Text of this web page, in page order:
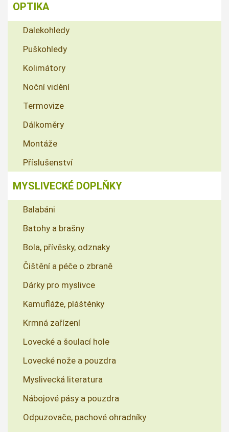
OPTIKA
Dalekohledy
Puškohledy
Kolimátory
Noční vidění
Termovize
Dálkoměry
Montáže
Příslušenství
MYSLIVECKÉ DOPLŇKY
Balabáni
Batohy a brašny
Bola, přívěsky, odznaky
Čištění a péče o zbraně
Dárky pro myslivce
Kamufláže, pláštěnky
Krmná zařízení
Lovecké a šoulací hole
Lovecké nože a pouzdra
Myslivecká literatura
Nábojové pásy a pouzdra
Odpuzovače, pachové ohradníky